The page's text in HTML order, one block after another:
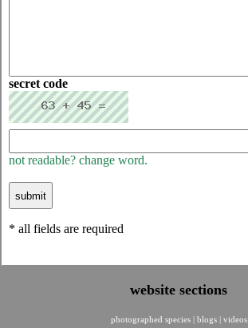
secret code
not readable? change word.
* all fields are required
website sections
photographed species blogs videos